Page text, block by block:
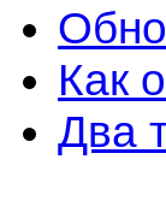
Как
Два